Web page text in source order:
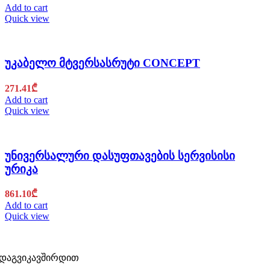
Add to cart
Quick view
უკაბელო მტვერსასრუტი CONCEPT
271.41₾
Add to cart
Quick view
უნივერსალური დასუფთავების სერვისისი
ურიკა
861.10₾
Add to cart
Quick view